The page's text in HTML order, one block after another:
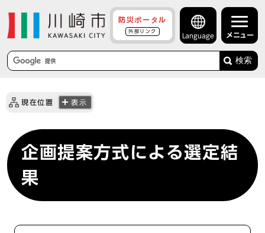
防災ポータル
外部リンク
Language メニュー
検索
現在位置 表示
企画提案方式による選定結
果